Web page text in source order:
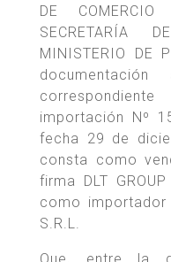
DE
SECRETARÍA
MINISTERIO DE
importación Nº
fecha 29 de
consta como
firma DLT
como importador
S.R.L.